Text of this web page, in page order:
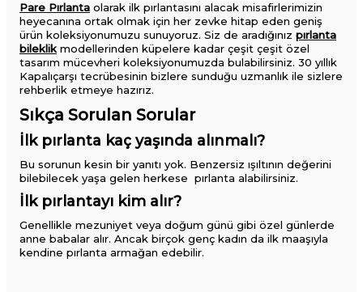
Pare Pırlanta olarak ilk pırlantasını alacak misafirlerimizin
heyecanına ortak olmak için her zevke hitap eden geniş
ürün koleksiyonumuzu sunuyoruz. Siz de aradığınız pırlanta
bileklikmodellerinden küpelere kadar çeşit çeşit özel
tasarım mücevheri koleksiyonumuzda bulabilirsiniz. 30 yıllık
Kapalıçarşı tecrübesinin bizlere sunduğu uzmanlık ile sizlere
rehberlik etmeye hazırız.
Sıkça Sorulan Sorular
İlk pırlanta kaç yaşında alınmalı?
Bu sorunun kesin bir yanıtı yok. Benzersiz ışıltının değerini
bilebilecek yaşa gelen herkese pırlanta alabilirsiniz.
İlk pırlantayı kim alır?
Genellikle mezuniyet veya doğum günü gibi özel günlerde
anne babalar alır. Ancak birçok genç kadın da ilk maaşıyla
kendine pırlanta armağan edebilir.